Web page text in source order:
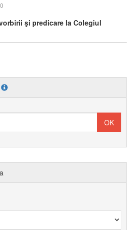
0
şi predicare la Colegiul